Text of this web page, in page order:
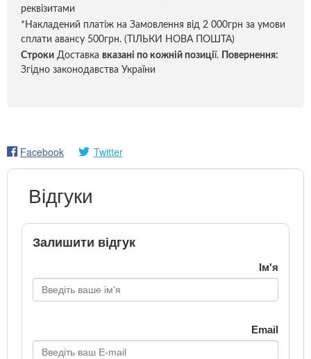
реквізитами
*Накладений платіж на Замовлення від 2 000грн за умови
сплати авансу 500грн. (ТІЛЬКИ НОВА ПОШТА)
Строки Доставка вказані по кожній позиції.
Повернення:
Згідно законодавства України
Facebook Twitter
Відгуки
Залишити відгук
Ім'я
Email